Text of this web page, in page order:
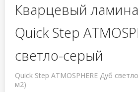
Кварцевый
Quick Step
светло-серый
Quick Step ATMOSPHERE Дуб
м2)